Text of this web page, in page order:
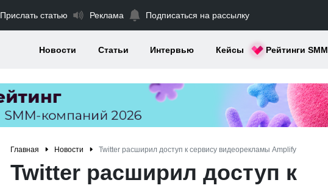
Прислать статью Реклама Подписаться на рассылку
Новости Статьи Интервью Кейсы Рейтинги SMM
Главная Новости Twitter расширил доступ к сервису видеорекламы Amplify
Twitter расширил доступ к